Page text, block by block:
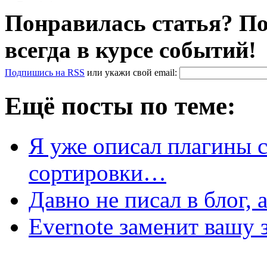
Понравилась статья?
всегда в курсе событий!
Подпишись на RSS или укажи свой email:
Ещё посты по теме:
Я уже описал плагины
сортировки…
Давно не писал в блог,
Evernote заменит